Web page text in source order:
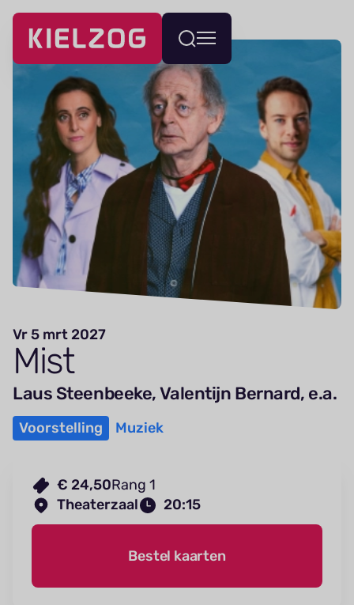
Navigatie
overslaan
Wissel
menu
Vr 5 mrt 2027
Mist
Laus Steenbeeke, Valentijn Bernard, e.a.
Voorstelling Muziek
€ 24,50Rang 1
Theaterzaal
20:15
Bestel kaarten